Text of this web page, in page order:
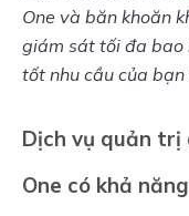
One và băn khoăn
giám sát tối đa bao
tốt nhu cầu của
Dịch vụ quản trị
One có khả